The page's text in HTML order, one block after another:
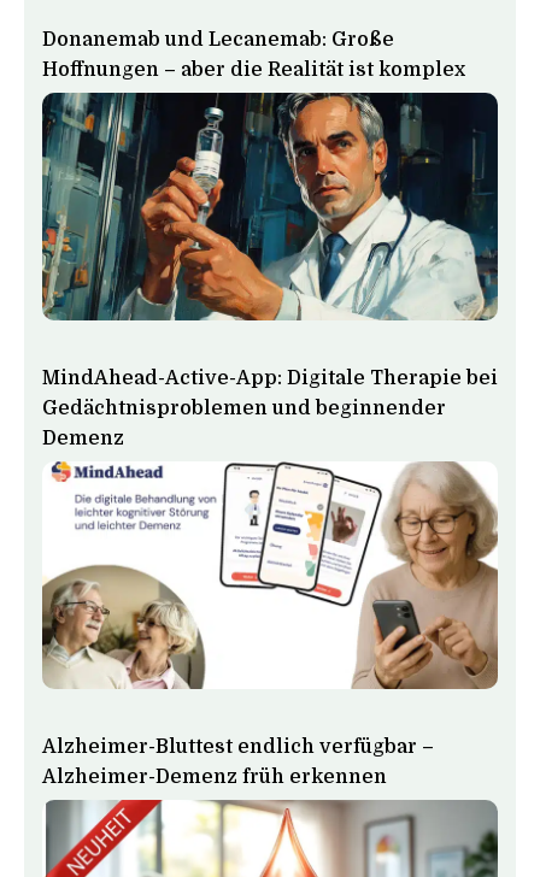
Donanemab und Lecanemab: Große
Hoffnungen – aber die Realität ist komplex
MindAhead-Active-App: Digitale Therapie bei
Gedächtnisproblemen und beginnender
Demenz
Alzheimer-Bluttest endlich verfügbar –
Alzheimer-Demenz früh erkennen